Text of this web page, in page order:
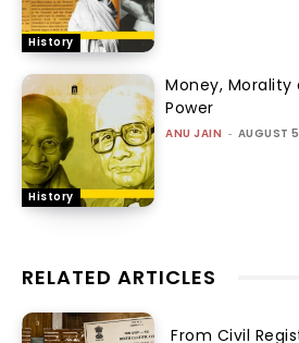
History
History
Money,
Power
ANU JAIN - AUGUST
RELATED ARTICLES
From Civil